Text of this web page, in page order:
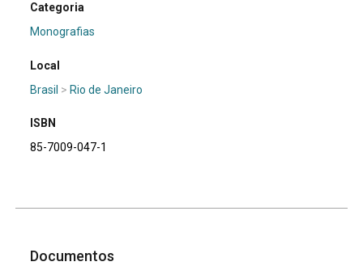
Categoria
Monografias
Local
Brasil > Rio de Janeiro
ISBN
85-7009-047-1
Documentos